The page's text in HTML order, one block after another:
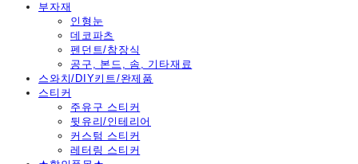
부자재
인형눈
데코파츠
펜던트/참장식
공구, 본드, 솜, 기타재료
스와치/DIY키트/완제품
스티커
주유구 스티커
뒷유리/인테리어
커스텀 스티커
레터링 스티커